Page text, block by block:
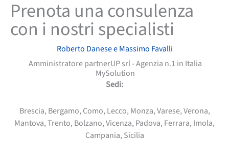
Prenota una consulenza
con i nostri specialisti
Roberto Danese e Massimo Favalli
Amministratore partnerUP srl - Agenzia n.1 in Italia
MySolution
Sedi:
Brescia, Bergamo, Como, Lecco, Monza, Varese, Verona,
Mantova, Trento, Bolzano, Vicenza, Padova, Ferrara, Imola,
Campania, Sicilia